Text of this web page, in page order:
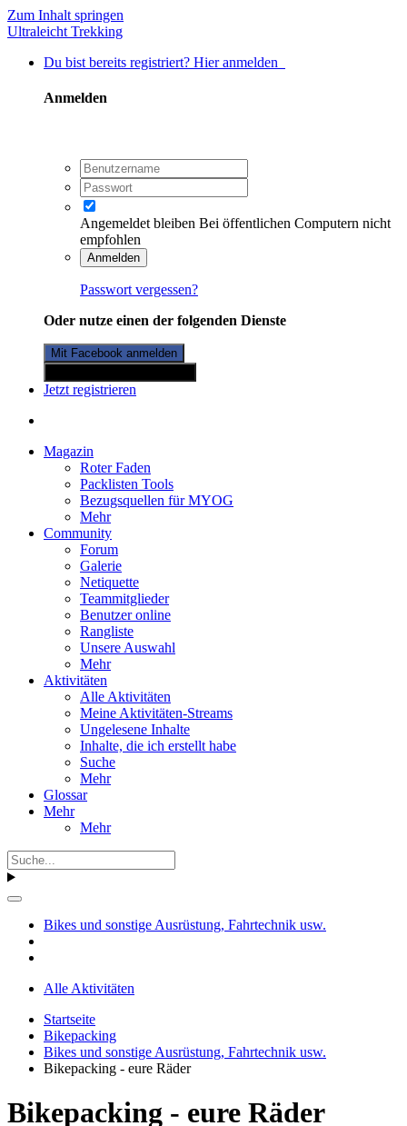
Zum Inhalt springen
Ultraleicht Trekking
Du bist bereits registriert? Hier anmelden
Anmelden
Angemeldet bleiben Bei öffentlichen Computern nicht
empfohlen
Anmelden
Passwort vergessen?
Oder nutze einen der folgenden Dienste
Mit Facebook anmelden
Jetzt registrieren
Magazin
Roter Faden
Packlisten Tools
Bezugsquellen für MYOG
Mehr
Community
Forum
Galerie
Netiquette
Teammitglieder
Benutzer online
Rangliste
Unsere Auswahl
Mehr
Aktivitäten
Alle Aktivitäten
Meine Aktivitäten-Streams
Ungelesene Inhalte
Inhalte, die ich erstellt habe
Suche
Mehr
Glossar
Mehr
Mehr
Bikes und sonstige Ausrüstung, Fahrtechnik usw.
Alle Aktivitäten
Startseite
Bikepacking
Bikes und sonstige Ausrüstung, Fahrtechnik usw.
Bikepacking - eure Räder
Bikepacking - eure Räder